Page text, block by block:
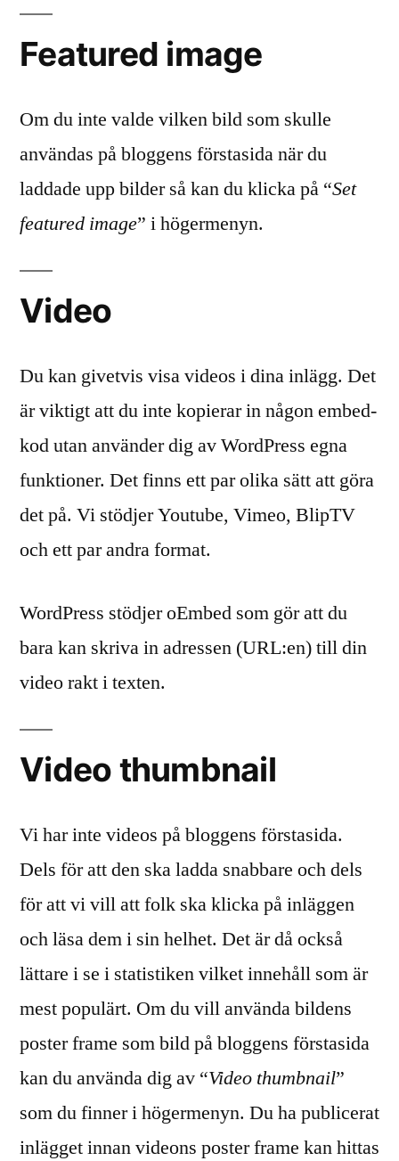
Featured image
Om du inte valde vilken bild som skulle
användas på bloggens förstasida när du
laddade upp bilder så kan du klicka på “Set
featured image” i högermenyn.
Video
Du kan givetvis visa videos i dina inlägg. Det
är viktigt att du inte kopierar in någon embed-
kod utan använder dig av WordPress egna
funktioner. Det finns ett par olika sätt att göra
det på. Vi stödjer Youtube, Vimeo, BlipTV
och ett par andra format.
WordPress stödjer oEmbed som gör att du
bara kan skriva in adressen (URL:en) till din
video rakt i texten.
Video thumbnail
Vi har inte videos på bloggens förstasida.
Dels för att den ska ladda snabbare och dels
för att vi vill att folk ska klicka på inläggen
och läsa dem i sin helhet. Det är då också
lättare i se i statistiken vilket innehåll som är
mest populärt. Om du vill använda bildens
poster frame som bild på bloggens förstasida
kan du använda dig av “Video thumbnail”
som du finner i högermenyn. Du ha publicerat
inlägget innan videons poster frame kan hittas